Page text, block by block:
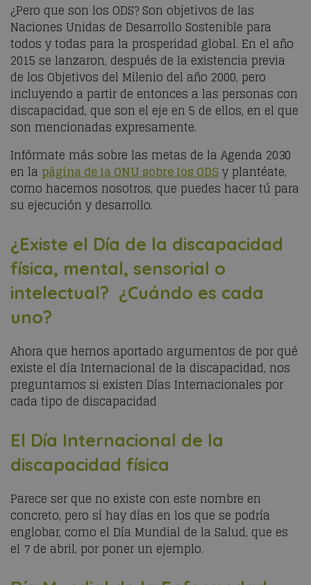
¿Pero que son los ODS? Son objetivos de las
Naciones Unidas de Desarrollo Sostenible para
todos y todas para la prosperidad global. En el año
2015 se lanzaron, después de la existencia previa
de los Objetivos del Milenio del año 2000, pero
incluyendo a partir de entonces a las personas con
discapacidad, que son el eje en 5 de ellos, en el que
son mencionadas expresamente.
Infórmate más sobre las metas de la Agenda 2030
en la página de la ONU sobre los ODSy plantéate,
como hacemos nosotros, que puedes hacer tú para
su ejecución y desarrollo.
¿Existe el Día de la discapacidad
física, mental, sensorial o
intelectual? ¿Cuándo es cada
uno?
Ahora que hemos aportado argumentos de por qué
existe el día Internacional de la discapacidad, nos
preguntamos si existen Días Internacionales por
cada tipo de discapacidad
El Día Internacional de la
discapacidad física
Parece ser que no existe con este nombre en
concreto, pero sí hay días en los que se podría
englobar, como el Día Mundial de la Salud, que es
el 7 de abril, por poner un ejemplo.